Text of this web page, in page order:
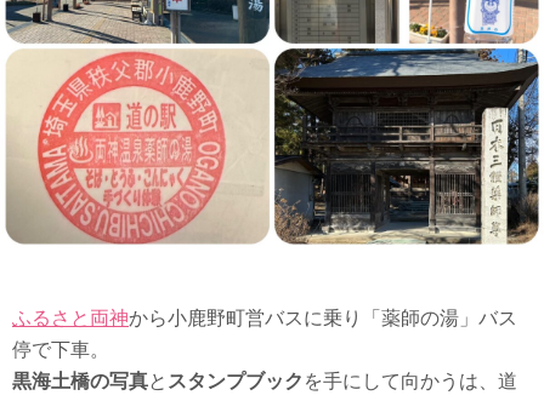
ふるさと両神から小鹿野町営バスに乗り「薬師の湯」バス
停で下車。
黒海土橋の写真と スタンプブック を手にして向かうは、道